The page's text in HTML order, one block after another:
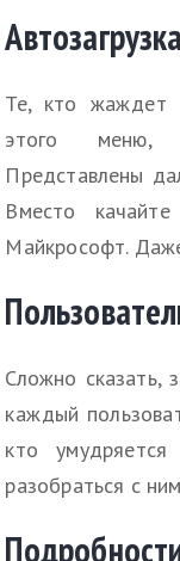
Автозагрузка
Те, кто жаждет
этого меню,
Представлены
Вместо
Майкрософт.
Сложно сказать,
каждый
кто
разобраться с